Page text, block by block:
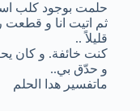
حلمت بوجود كلب
ثم اتيت انا و
قليلاً ..
كنت خائفة. و كان
و حدّق بي..
ماتفسير هدا الحلم